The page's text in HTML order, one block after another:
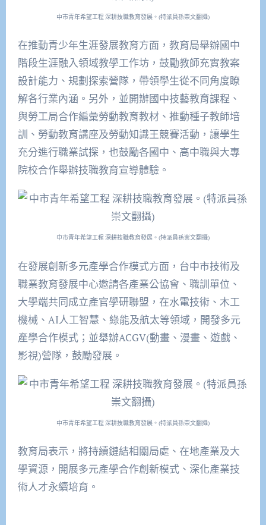
中市青年希望工程 深耕技職教育發展。(特派員孫崇文翻攝)
在推動青少年生涯發展教育方面，教育局舉辦國中
階段生涯融入領域教學工作坊，鼓勵教師充實教案
設計能力、規劃探索營隊，帶領學生從不同角度瞭
解各行業內涵。另外，並開辦國中技藝教育課程、
與勞工局合作編彙勞動教育教材、推動種子教師培
訓、勞動教育講座及勞動知識王競賽活動，讓學生
充分進行職業試探，也鼓勵各國中、高中職與大專
院校合作舉辦技職教育宣導體驗。
中市青年希望工程 深耕技職教育發展。(特派員孫崇文翻攝)
在發展創新多元產學合作模式方面，台中市技術及
職業教育發展中心邀請各產業公協會、職訓單位、
大學端共同成立產官學研聯盟，在水電技術、木工
機械、AI人工智慧、綠能及航太等領域，開發多元
產學合作模式；並舉辦ACGV(動畫、漫畫、遊戲、
影視)營隊，鼓勵發展。
中市青年希望工程 深耕技職教育發展。(特派員孫崇文翻攝)
教育局表示，將持續鏈結相關局處、在地產業及大
學資源，開展多元產學合作創新模式、深化產業技
術人才永續培育。